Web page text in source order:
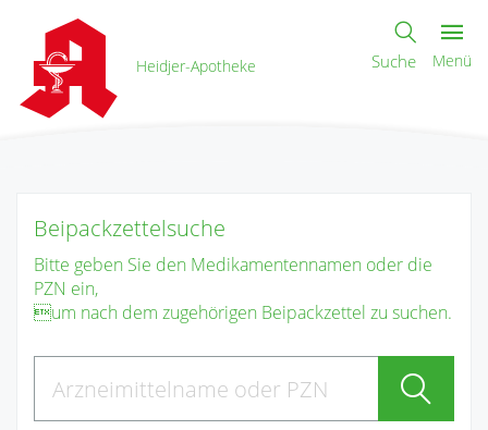
Heidjer-Apotheke Suche Menü
Beipackzettelsuche
Bitte geben Sie den Medikamentennamen oder die
PZN ein,
um nach dem zugehörigen Beipackzettel zu suchen.